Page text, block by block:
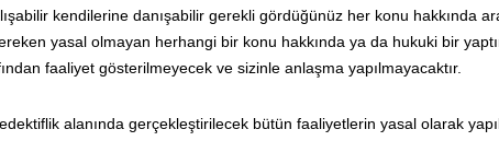
kendilerine danışabilir gerekli gördüğünüz her konu hakkında
yasal olmayan herhangi bir konu hakkında ya da hukuki bir
faaliyet gösterilmeyecek ve sizinle anlaşma yapılmayacaktır.
alanında gerçekleştirilecek bütün faaliyetlerin yasal olarak